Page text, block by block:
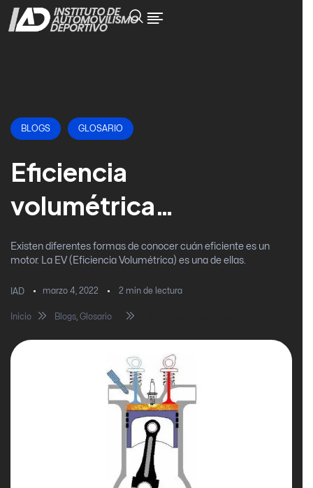
BLOGS GLOSARIO
Eficiencia
volumétrica…
Existen diferentes formas de conocer cuán eficiente es un
motor. La EV (Eficiencia Volumétrica) es una de ellas.
IAD marzo 4, 2022 2 min de lectura
Inicio Blogs, Glosario